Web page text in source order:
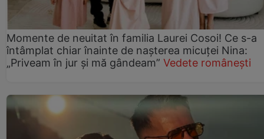
Momente de neuitat în familia Laurei Cosoi! Ce s-a
întâmplat chiar înainte de nașterea micuței Nina:
„Priveam în jur și mă gândeam” Vedete românești